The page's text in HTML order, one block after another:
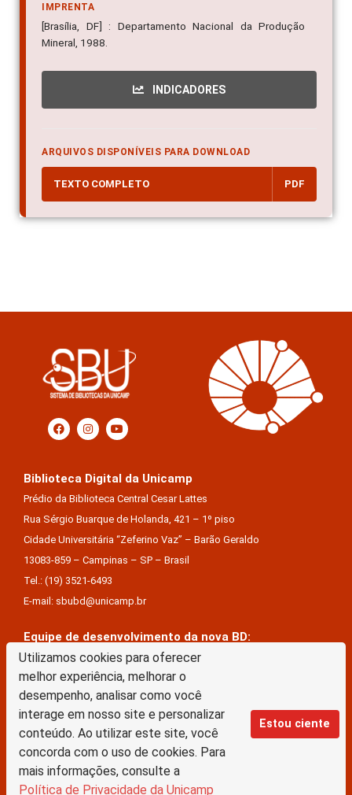
Utilizamos cookies para oferecer
melhor experiência, melhorar o
desempenho, analisar como você
interage em nosso site e personalizar
conteúdo. Ao utilizar este site, você
concorda com o uso de cookies. Para
mais informações, consulte a
Política de Privacidade da Unicamp
Estou ciente
IMPRENTA
[Brasília, DF] : Departamento Nacional da Produção
Mineral, 1988.
INDICADORES
ARQUIVOS DISPONÍVEIS PARA DOWNLOAD
TEXTO COMPLETO PDF
Biblioteca Digital da Unicamp
Prédio da Biblioteca Central Cesar Lattes
Rua Sérgio Buarque de Holanda, 421 – 1º piso
Cidade Universitária “Zeferino Vaz” – Barão Geraldo
13083-859 – Campinas – SP – Brasil
Tel.: (19) 3521-6493
E-mail: sbubd@unicamp.br
Equipe de desenvolvimento da nova BD:
Keite Aparecida Duarte
Márcio Vinícius De Jesus Almeida
Saul Victor De Castro E Silva
A Biblioteca Digital da Unicamp está licenciado com uma Licença Creative Commons –
Atribuição Sem Derivações 4.0 Internacional